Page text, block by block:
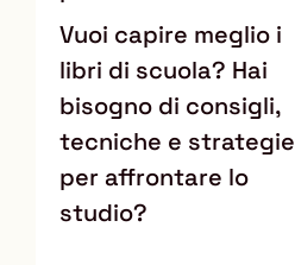
Vuoi capire meglio i
libri di scuola? Hai
bisogno di consigli,
tecniche e strategie
per affrontare lo
studio?